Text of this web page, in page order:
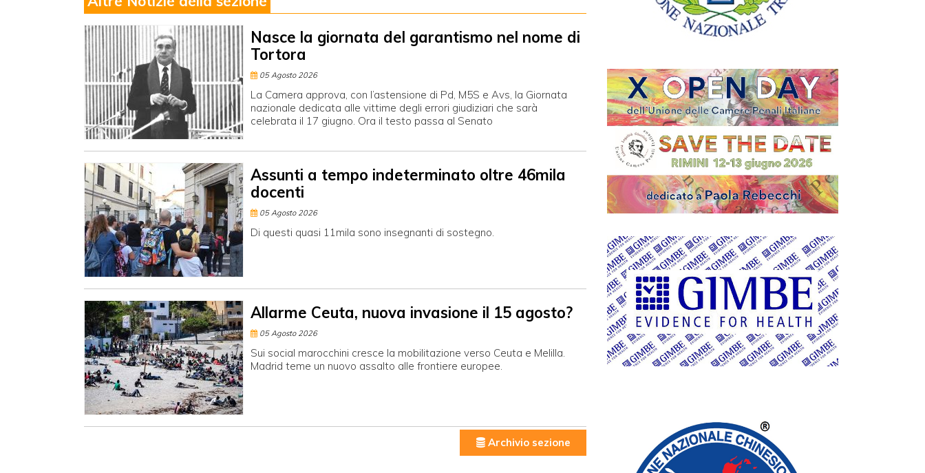
Nasce la giornata del garantismo nel nome di
Tortora
05 Agosto 2026
La Camera approva, con l’astensione di Pd, M5S e Avs, la Giornata
nazionale dedicata alle vittime degli errori giudiziari che sarà
celebrata il 17 giugno. Ora il testo passa al Senato
Assunti a tempo indeterminato oltre 46mila
docenti
05 Agosto 2026
Di questi quasi 11mila sono insegnanti di sostegno.
Allarme Ceuta, nuova invasione il 15 agosto?
05 Agosto 2026
Sui social marocchini cresce la mobilitazione verso Ceuta e Melilla.
Madrid teme un nuovo assalto alle frontiere europee.
Archivio sezione